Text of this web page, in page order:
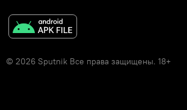
© 2026 Sputnik Все права защищены. 18+